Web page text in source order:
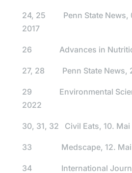
24, 25 Penn State News,
2017
26 Advances in
27, 28 Penn State News,
29 Environmental
2022
30, 31, 32 Civil Eats, 10.
33 Medscape, 12. Mai
34 International Journal